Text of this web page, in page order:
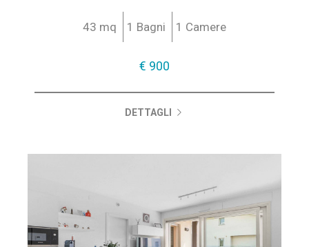
43 mq 1 Bagni 1 Camere
€ 900
DETTAGLI